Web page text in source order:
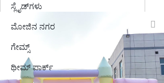
ಸ್ಲೈಡ್‌ಗಳು
ಮೋಜಿನ ನಗರ
ಗೇಮ್ಸ್
ಥೀಮ್ ಪಾರ್ಕ್